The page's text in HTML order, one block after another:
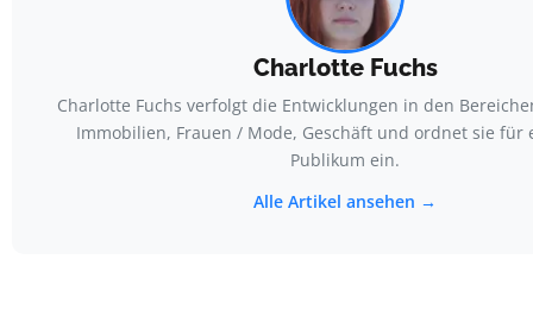
Charlotte Fuchs
Charlotte Fuchs verfolgt die Entwicklungen in den
Immobilien, Frauen / Mode, Geschäft und ordnet sie für
Publikum ein.
Alle Artikel ansehen →